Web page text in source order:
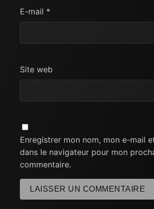
E-mail *
Site web
Enregistrer mon nom, mon e-mail
dans le navigateur pour mon
commentaire.